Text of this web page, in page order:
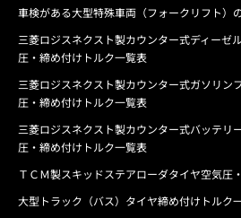
車検がある大型特殊車両（フォークリフト）
三菱ロジスネクスト製カウンター式ディーゼ
圧・締め付けトルク一覧表
三菱ロジスネクスト製カウンター式ガソリン
圧・締め付けトルク一覧表
三菱ロジスネクスト製カウンター式バッテリ
圧・締め付けトルク一覧表
ＴＣＭ製スキッドステアローダタイヤ空気圧
大型トラック（バス）タイヤ締め付けトルク